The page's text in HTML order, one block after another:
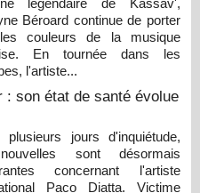
légendaire de Kassav',
Béroard continue de porter
couleurs de la musique
En tournée dans les
l'artiste...
: son état de santé évolue
plusieurs jours d'inquiétude,
sont désormais
concernant l'artiste
Paco Diatta. Victime